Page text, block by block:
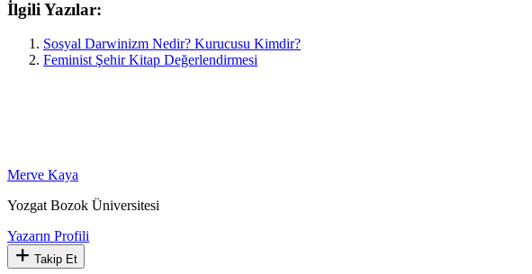
İlgili Yazılar:
Sosyal Darwinizm Nedir? Kurucusu Kimdir?
Feminist Şehir Kitap Değerlendirmesi
Merve Kaya
Yozgat Bozok Üniversitesi
Yazarın Profili
Takip Et